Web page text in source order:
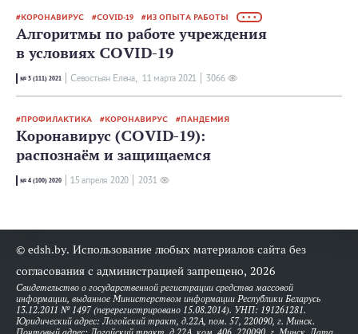
КОРОНАВИРУС COVID-19 ИЗ ОПЫТА РАБОТЫ • • •
Алгоритмы по работе учреждения
в условиях COVID-19
№ 3 (111) 2021 Севостьян Елена, 11 мартa 2021 3066
ПРОФИЛАКТИКА КОРОНАВИРУС ПАНДЕМИЯ
Коронавирус (COVID-19):
распознаём и защищаемся
№ 4 (100) 2020 15 апреля 2020 2031
© edsh.by. Использование любых материалов сайта без
согласования с администрацией запрещено, 2026
Свидетельство о государственной регистрации средства массовой
информации, выданное Министерством информации Республики Беларусь
13.12.2011 № 1497 (перерегистрировано 15.08.2014). УНП: 191261281.
Юридический адрес: Логойский тракт, д.22А, пом. 57, 220090, г. Минск.